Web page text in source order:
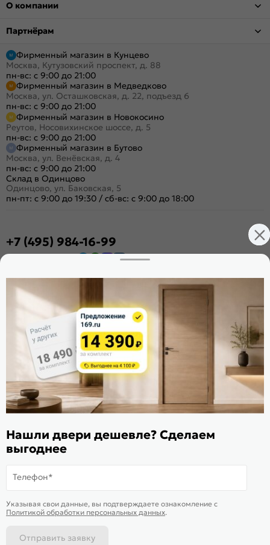
В корзину-27 555 ₽ Купить в 1 клик
О компании
Партнёрам
Фирменный магазин в Кунцево
Москва, Кутузовский проспект, д. 88
пн-вс: с 9:00 до 21:00
Фирменный магазин в Медведково
Москва, ул. Осташковская, д. 22, подъезд 6
пн-вс: с 9:00 до 21:00
Фирменный магазин в Новокосино
Реутов, Носовихинское шоссе, д. 5
пн-вс: с 9:00 до 21:00
Фирменный магазин в Бутово
Москва, ул. Венёвская, д. 4
пн-вс: с 9:00 до 21:00
Склад в Одинцово
Одинцово, ул. Баковская, 5
пн-пт: с 9:00 до 19:30 / сб-вс: с 9:00 до 18:00
+7 (495) 984-16-99
Стать дилером
Расскажите о нас
Поделиться
Оцените магазин
ИКС 1340
© 2010—2026 Склад Дверей 169.RU
Пользовательское соглашение
Политика обработки персональных данных
Нашли двери дешевле? Сделаем
выгоднее
Телефон*
Указывая свои данные, вы подтверждаете ознакомление c
Политикой обработки персональных данных.
Отправить заявку